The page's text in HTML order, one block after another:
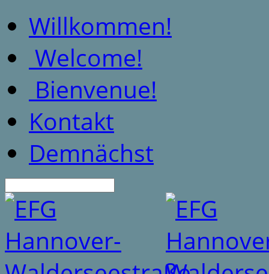
Willkommen!
Welcome!
Bienvenue!
Kontakt
Demnächst